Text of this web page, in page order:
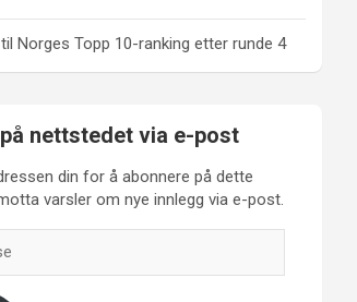
tilNorges Topp 10-ranking etter runde 4
nettstedet via e-post
din for å abonnere på dette
varsler om nye innlegg via e-post.